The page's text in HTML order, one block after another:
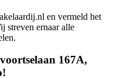
en vermeld het
streven ernaar alle
167A,